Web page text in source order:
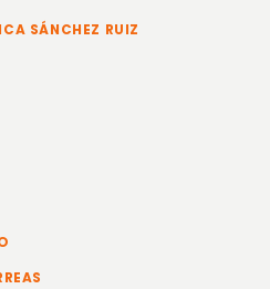
SÁNCHEZ RUIZ